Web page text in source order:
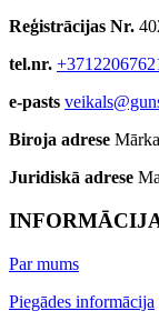
Reģistrācijas Nr.
tel.nr.
e-pasts
Biroja adrese
Juridiskā adrese
Par mums
Piegādes informācija